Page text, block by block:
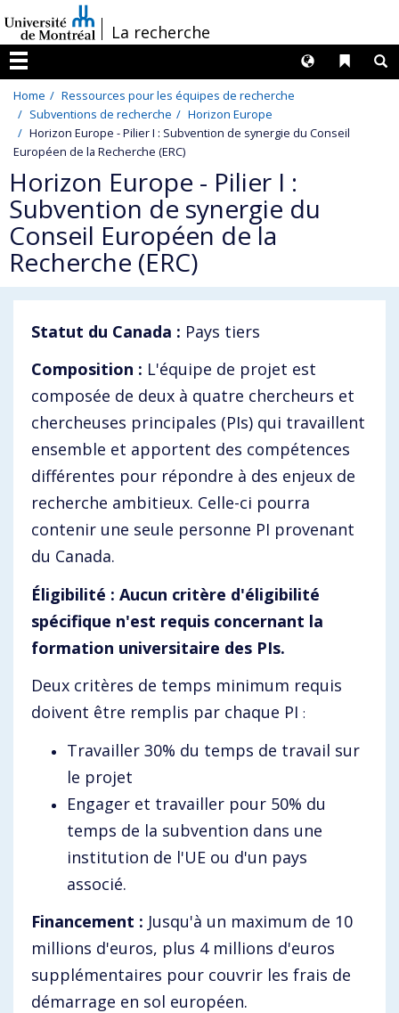
au
contenu
/La recherche
Menu
Liens
Langues
Home
Ressources pour les équipes de recherche
Subventions de recherche
Horizon Europe
Horizon Europe - Pilier I : Subvention de synergie du Conseil
Européen de la Recherche (ERC)
Horizon Europe - Pilier I :
Subvention de synergie du
Conseil Européen de la
Recherche (ERC)
Statut du Canada : Pays tiers
Composition : L'équipe de projet est
composée de deux à quatre chercheurs et
chercheuses principales (PIs) qui travaillent
ensemble et apportent des compétences
différentes pour répondre à des enjeux de
recherche ambitieux. Celle-ci pourra
contenir une seule personne PI provenant
du Canada.
Éligibilité : Aucun critère d'éligibilité
spécifique n'est requis concernant la
formation universitaire des PIs.
Deux critères de temps minimum requis
doivent être remplis par chaque PI :
Travailler 30% du temps de travail sur
le projet
Engager et travailler pour 50% du
temps de la subvention dans une
institution de l'UE ou d'un pays
associé.
Financement : Jusqu'à un maximum de 10
millions d'euros, plus 4 millions d'euros
supplémentaires pour couvrir les frais de
démarrage en sol européen.